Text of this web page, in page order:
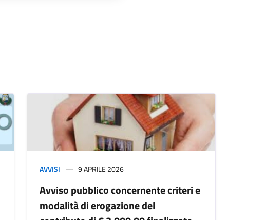
AVVISI 9 APRILE 2026
Avviso pubblico concernente criteri e
modalità di erogazione del